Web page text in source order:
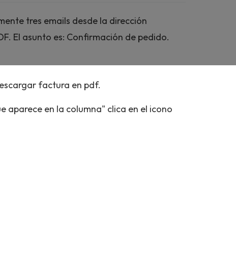
tres emails desde la dirección
El asunto es: Confirmación de pedido.
factura en pdf.
aparece en la columna" clica en el icono